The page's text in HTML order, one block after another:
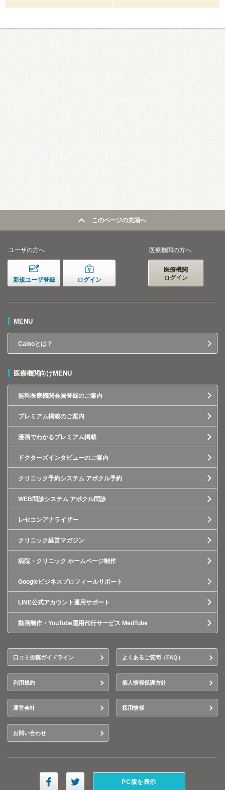
このページの先頭へ
ユーザの方へ
新規ユーザ登録 ログイン
医療機関の方へ
医療機関
ログイン
MENU
Calooとは？
医療機関向けMENU
無料医療機関会員登録のご案内
プレミアム掲載のご案内
漫画でわかるプレミアム掲載
ドクターズインタビューのご案内
クリニック予約システム アポクル予約
WEB問診システム アポクル問診
レセコンアナライザー
クリニック経営マガジン
病院・クリニック ホームページ制作
Googleビジネスプロフィールサポート
LINE公式アカウント運用サポート
動画制作・YouTube運用代行サービス MedTube
口コミ投稿ガイドライン よくあるご質問（FAQ）
利用規約 個人情報保護方針
運営会社 採用情報
お問い合わせ
PC版を表示